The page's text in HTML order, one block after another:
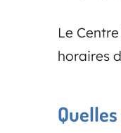
Le
horaires